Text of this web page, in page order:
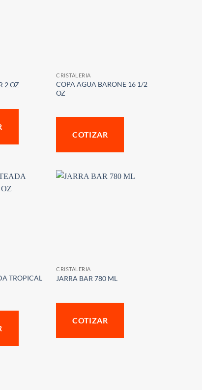
2 OZ
CRISTALERIA
COPA AGUA BARONE 16 1/2
OZ
COTIZAR
TROPICAL
CRISTALERIA
JARRA BAR 780 ML
COTIZAR